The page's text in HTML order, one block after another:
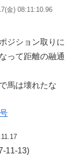
金) 08:11:10.96
ジション取りに
って距離の融通
馬は壊れたな
11-13)